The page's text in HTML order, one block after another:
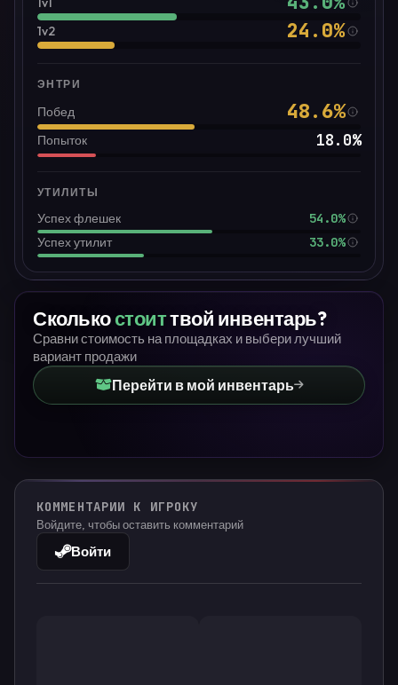
1v2 24.0%
ЭНТРИ
Побед 48.6%
Попыток 18.0%
УТИЛИТЫ
Успех флешек
54.0%
Успех утилит
33.0%
Сколькостоиттвой инвентарь?
Сравни стоимость на площадках и выбери лучший
вариант продажи
Перейти в мой инвентарь
КОММЕНТАРИИ К ИГРОКУ
Войдите, чтобы оставить комментарий
Войти